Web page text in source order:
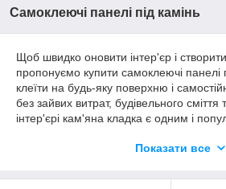
Самоклеючі панелі під камінь
Щоб швидко оновити інтер'єр і
пропонуємо купити самоклеючі панелі
клеїти на будь-яку поверхню і
без зайвих витрат, будівельного
інтер'єрі кам'яна кладка є одним і
панелей на клейовій основі, які
Показати все